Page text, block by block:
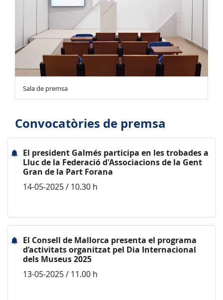
Sala de premsa
Convocatòries de premsa
El president Galmés participa en les trobades a
Lluc de la Federació d'Associacions de la Gent
Gran de la Part Forana
14-05-2025 / 10.30 h
El Consell de Mallorca presenta el programa
d’activitats organitzat pel Dia Internacional
dels Museus 2025
13-05-2025 / 11.00 h